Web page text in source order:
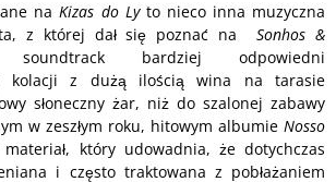
naKizas do Lyto nieco inna muzyczna
z której dał się poznać naSonhos &
bardziej odpowiedni
kolacji z dużą ilością wina na tarasie
słoneczny żar, niż do szalonej zabawy
w zeszłym roku, hitowym albumie Nosso
który udowadnia, że dotychczas
i często traktowana z pobłażaniem